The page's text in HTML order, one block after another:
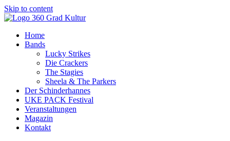
Skip to content
Home
Bands
Lucky Strikes
Die Crackers
The Stagies
Sheela & The Parkers
Der Schinderhannes
UKE PACK Festival
Veranstaltungen
Magazin
Kontakt